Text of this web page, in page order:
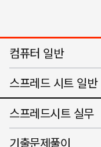
컴퓨터 일반
스프레드 시트 일반
스프레드시트 실무
기출문제풀이